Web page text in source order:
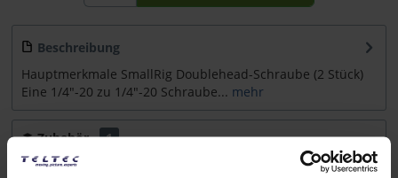
Beschreibung
Hauptmerkmale SmallRig Doublehead-Schraube (2 Stück)
Eine 1/4"-20 zu 1/4"-20 Schraube... mehr
Zubehör
1
Zubehör und Empfehlungen